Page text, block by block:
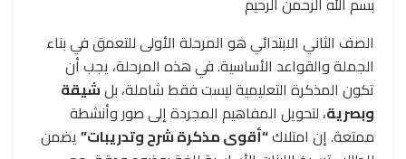
الصف الثاني الابتدائي هو المرحلة الأولى للتعمق في بناء
الجملة والقواعد الأساسية. في هذه المرحلة، يجب أن
تكون المذكرة التعليمية ليست فقط شاملة، بلشيقة
وبصرية، لتحويل المفاهيم المجردة إلى صور وأنشطة
ممتعة. إن امتلاك“أقوى مذكرة شرح وتدريبات” يضمن